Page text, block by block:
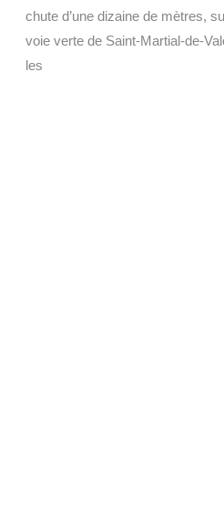
chute d’une dizaine de mètres,
voie verte de Saint-Martial-de-
les